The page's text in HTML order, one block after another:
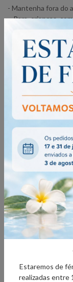
- Mantenha fora do
- Para crianças
médico de família.
DETALHES
Estaremos de
realizadas entre